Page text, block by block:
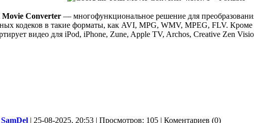
Converter — многофункциональное решение для
кодеков в такие форматы, как AVI, MPG, WMV, MPEG, FLV.
видео для iPod, iPhone, Zune, Apple TV, Archos, Creative Zen
SamDel | 25-08-2025, 20:53 | Просмотров: 105 | Коментариев (0)